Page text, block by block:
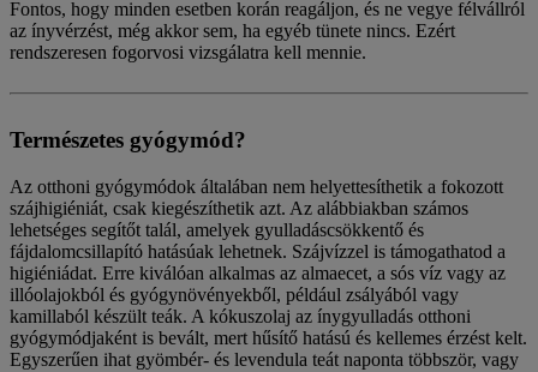
Fontos, hogy minden esetben korán reagáljon, és ne vegye félvállról
az ínyvérzést, még akkor sem, ha egyéb tünete nincs. Ezért
rendszeresen fogorvosi vizsgálatra kell mennie.
Természetes gyógymód?
Az otthoni gyógymódok általában nem helyettesíthetik a fokozott
szájhigiéniát, csak kiegészíthetik azt. Az alábbiakban számos
lehetséges segítőt talál, amelyek gyulladáscsökkentő és
fájdalomcsillapító hatásúak lehetnek. Szájvízzel is támogathatod a
higiéniádat. Erre kiválóan alkalmas az almaecet, a sós víz vagy az
illóolajokból és gyógynövényekből, például zsályából vagy
kamillaból készült teák. A kókuszolaj az ínygyulladás otthoni
gyógymódjaként is bevált, mert hűsítő hatású és kellemes érzést kelt.
Egyszerűen ihat gyömbér- és levendula teát naponta többször, vagy